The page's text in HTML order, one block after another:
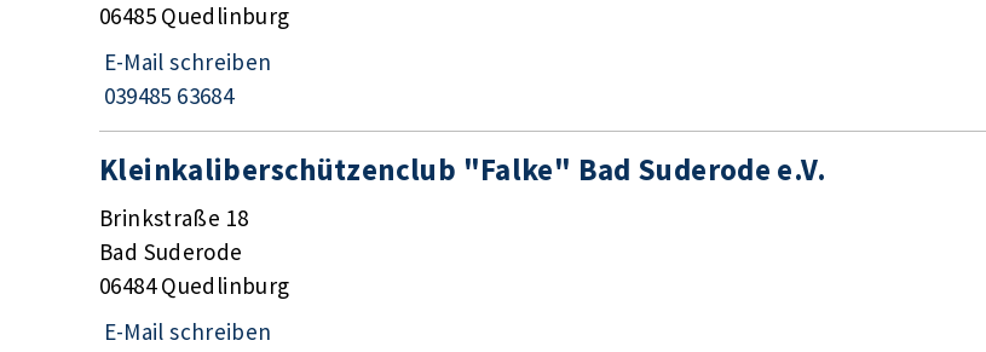
06485 Quedlinburg
E-Mail schreiben
039485 63684
Kleinkaliberschützenclub "Falke" Bad Suderode e.V.
Brinkstraße 18
Bad Suderode
06484 Quedlinburg
E-Mail schreiben